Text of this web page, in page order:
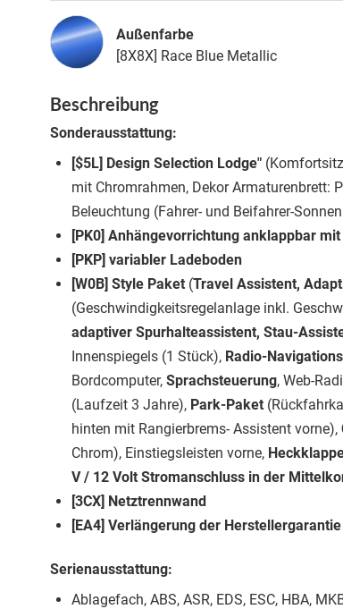
Außenfarbe
[8X8X] Race Blue Metallic
Beschreibung
Sonderausstattung:
[$5L] Design Selection Lodge"
mit Chromrahmen, Dekor Armaturenbrett:
Beleuchtung (Fahrer- und Beifahrer-
[PK0] Anhängevorrichtung anklappbar
[PKP] variabler Ladeboden
[W0B] Style Paket (Travel Assistent,
(Geschwindigkeitsregelanlage inkl.
adaptiver Spurhalteassistent, Stau-
Innenspiegels (1 Stück), Radio-
Bordcomputer, Sprachsteuerung, Web-
(Laufzeit 3 Jahre), Park-Paket
hinten mit Rangierbrems- Assistent vorne),
Chrom), Einstiegsleisten vorne,
V / 12 Volt Stromanschluss in der
[3CX] Netztrennwand
[EA4] Verlängerung der
Serienausstattung:
Ablagefach, ABS, ASR, EDS, ESC, HBA,